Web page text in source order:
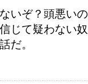
いぞ？頭悪い
じて疑わない
だ。